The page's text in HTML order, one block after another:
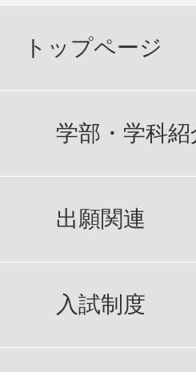
トップページ
学部・学科紹
出願関連
入試制度